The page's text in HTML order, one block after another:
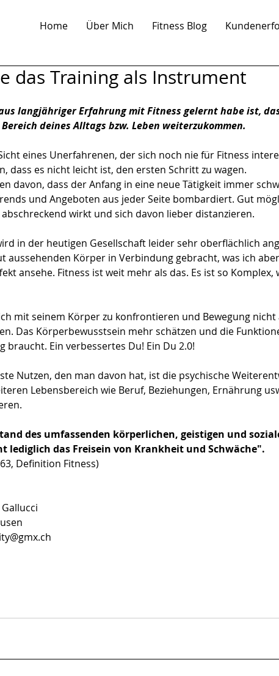
Home Über Mich Fitness Blog
das Training als Instrument
langjähriger Erfahrung mit Fitness gelernt habe ist,
deines Alltags bzw. Leben weiterzukommen.
eines Unerfahrenen, der sich noch nie für Fitness
dass es nicht leicht ist, den ersten Schritt zu wagen.
davon, dass der Anfang in eine neue Tätigkeit immer
und Angeboten aus jeder Seite bombardiert. Gut
wirkt und sich davon lieber distanzieren.
in der heutigen Gesellschaft leider sehr oberflächlich
aussehenden Körper in Verbindung gebracht, was ich aber
ansehe. Fitness ist weit mehr als das. Es ist so
mit seinem Körper zu konfrontieren und Bewegung
Das Körperbewusstsein mehr schätzen und die
braucht. Ein verbessertes Du! Ein Du 2.0!
Nutzen, den man davon hat, ist die psychische
Lebensbereich wie Beruf, Beziehungen, Ernährung
des umfassenden körperlichen, geistigen und
lediglich das Freisein von Krankheit und Schwäche".
Definition Fitness)